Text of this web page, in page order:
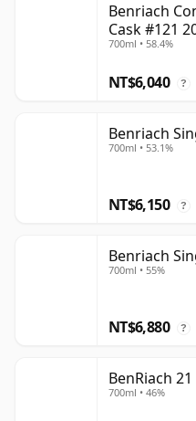
Benriach
Cask #121
700ml • 58.4%
NT$6,040 ?
Benriach
700ml • 53.1%
NT$6,150 ?
Benriach
700ml • 55%
NT$6,880 ?
BenRiach
700ml • 46%